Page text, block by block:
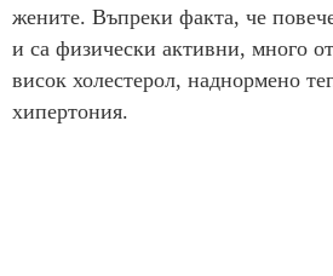
жените. Въпреки факта, че
и са физически активни, много
висок холестерол, наднормено
хипертония.